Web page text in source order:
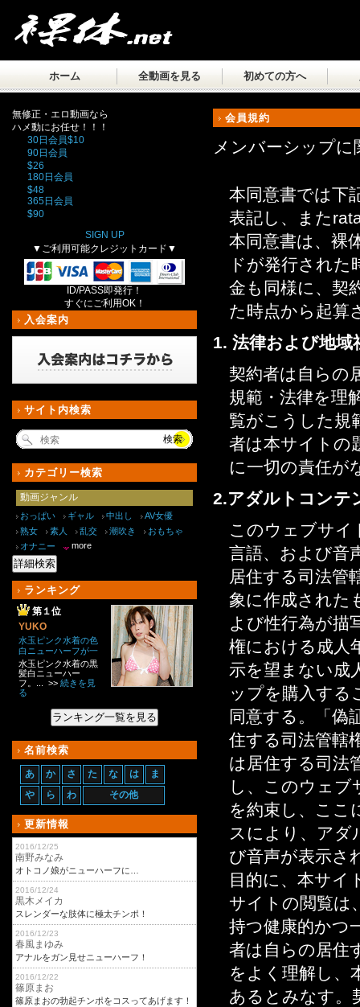
ホーム 全動画を見る 初めての方へ
会員規約
メンバーシップに
本同意書では下
表記し、また
本同意書は、裸
ドが発行され
金も同様に、契
た時点から起算
1. 法律および地域
契約者は自らの
規範・法律を理
覧がこうした規
者は本サイトの
に一切の責任が
2.アダルトコンテ
このウェブサイ
言語、および音
居住する司法管
象に作成された
よび性行為が描
権における成人
示を望まない成
ップを購入する
同意する。「偽
住する司法管轄
は居住する司法
し、このウェ
を約束し、ここ
スにより、アダ
び音声が表示さ
目的に、本サイ
サイトの閲覧は
持つ健康的かつ
者は自らの居住
をよく理解し、
あるとみなす。
無修正・エロ動画なら
ハメ動にお任せ！！！
30日会員$10
90日会員
$26
180日会員
$48
365日会員
$90
SIGN UP
▼ご利用可能クレジットカード▼
ID/PASS即発行！
すぐにご利用OK！
入会案内
サイト内検索
検索
カテゴリー検索
動画ジャンル
おっぱい ギャル 中出し
AV女優
熟女
素人 乱交 潮吹き
おもちゃ
オナニー
more
詳細検索
ランキング
第１位
YUKO
水玉ピンク水着の色
白ニューハーフが一
心不乱にオナニー♪
水玉ピンク水着の黒
髪白ニューハー
フ。... >> 続きを見
る
ランキング一覧を見る
名前検索
あ か さ た な は
ま
や
ら わ その他
更新情報
2016/12/25
南野みなみ
オトコノ娘がニューハーフに…
2016/12/24
黒木メイカ
スレンダーな肢体に極太チンポ！
2016/12/23
春風まゆみ
アナルをガン見せニューハーフ！
2016/12/22
篠原まお
篠原まおの勃起チンポをコスってあげます！